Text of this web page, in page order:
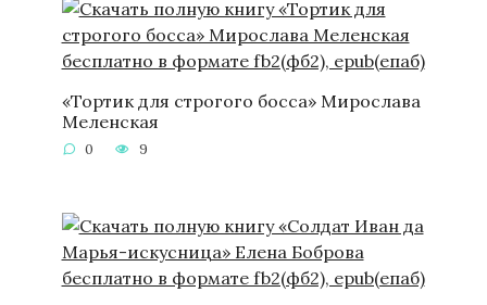
«Тортик для строгого босса» Мирослава
Меленская
0 9